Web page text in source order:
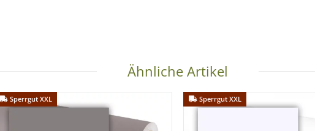
Ähnliche Artikel
Sperrgut XXL Sperrgut XXL